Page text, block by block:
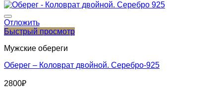
Отложить
Быстрый просмотр
Мужские обереги
Оберег – Коловрат двойной. Серебро-925
2800₽